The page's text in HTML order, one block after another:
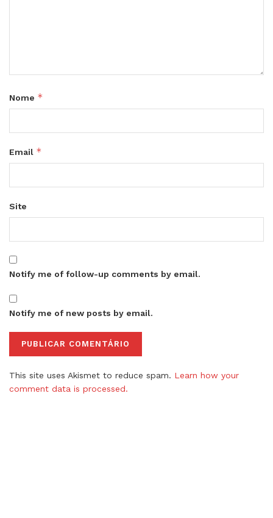
Nome *
Email *
Site
Notify me of follow-up comments by email.
Notify me of new posts by email.
This site uses Akismet to reduce spam. Learn how your
comment data is processed.